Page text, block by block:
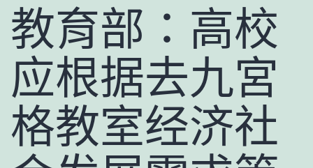
教育部：高校
应根据去九宮
格教室经济社